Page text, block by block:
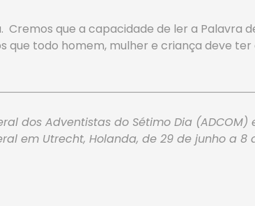
que a capacidade de ler a Palavra
que todo homem, mulher e criança deve ter
dos Adventistas do Sétimo Dia (ADCOM)
em Utrecht, Holanda, de 29 de junho a 8